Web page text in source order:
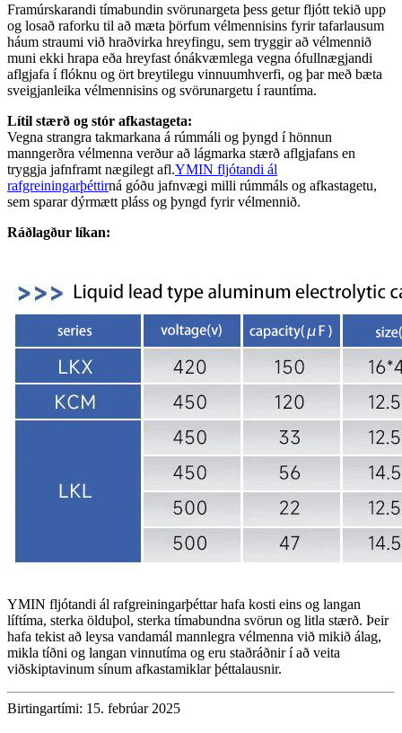
Framúrskarandi tímabundin svörunargeta þess getur fljótt tekið upp
og losað raforku til að mæta þörfum vélmennisins fyrir tafarlausum
háum straumi við hraðvirka hreyfingu, sem tryggir að vélmennið
muni ekki hrapa eða hreyfast ónákvæmlega vegna ófullnægjandi
aflgjafa í flóknu og ört breytilegu vinnuumhverfi, og þar með bæta
sveigjanleika vélmennisins og svörunargetu í rauntíma.
Lítil stærð og stór afkastageta:
Vegna strangra takmarkana á rúmmáli og þyngd í hönnun
manngerðra vélmenna verður að lágmarka stærð aflgjafans en
tryggja jafnframt nægilegt afl.YMIN fljótandi ál
rafgreiningarþéttirná góðu jafnvægi milli rúmmáls og afkastagetu,
sem sparar dýrmætt pláss og þyngd fyrir vélmennið.
Ráðlagður líkan:
YMIN fljótandi ál rafgreiningarþéttar hafa kosti eins og langan
líftíma, sterka ölduþol, sterka tímabundna svörun og litla stærð. Þeir
hafa tekist að leysa vandamál mannlegra vélmenna við mikið álag,
mikla tíðni og langan vinnutíma og eru staðráðnir í að veita
viðskiptavinum sínum afkastamiklar þéttalausnir.
Birtingartími: 15. febrúar 2025